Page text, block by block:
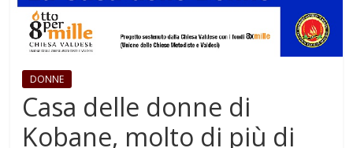
DONNE
Casa delle donne di
Kobane, molto di più di